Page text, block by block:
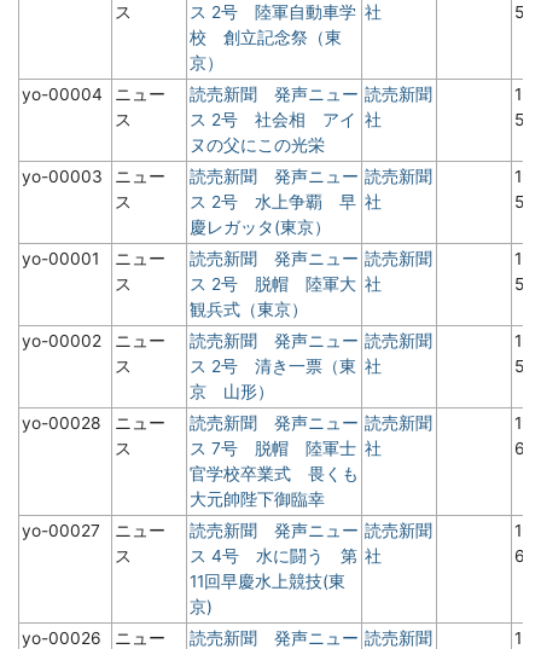
ス
ス 2号 陸軍自動車学
校 創立記念祭（東
京）
社
5
yo-00004
ニュー
ス
読売新聞 発声ニュー
ス 2号 社会相 アイ
ヌの父にこの光栄
読売新聞
社
5
yo-00003
ニュー
ス
読売新聞 発声ニュー
ス 2号 水上争覇 早
慶レガッタ(東京）
読売新聞
社
5
yo-00001
ニュー
ス
読売新聞 発声ニュー
ス 2号 脱帽 陸軍大
観兵式（東京）
読売新聞
社
5
yo-00002
ニュー
ス
読売新聞 発声ニュー
ス 2号 清き一票（東
京 山形）
読売新聞
社
5
yo-00028
ニュー
ス
読売新聞 発声ニュー
ス 7号 脱帽 陸軍士
官学校卒業式 畏くも
大元帥陛下御臨幸
読売新聞
社
6
yo-00027
ニュー
ス
読売新聞 発声ニュー
ス 4号 水に闘う 第
11回早慶水上競技(東
京)
読売新聞
社
6
yo-00026
ニュー
読売新聞 発声ニュー 読売新聞